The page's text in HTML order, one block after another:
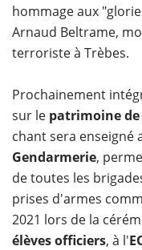
hommage aux
Arnaud Beltrame,
terroriste à Trèbes.
Prochainement
sur le patrimoine
chant sera enseigné
Gendarmerie,
de toutes les
prises d'armes
2021 lors de la
élèves officiers, à l'